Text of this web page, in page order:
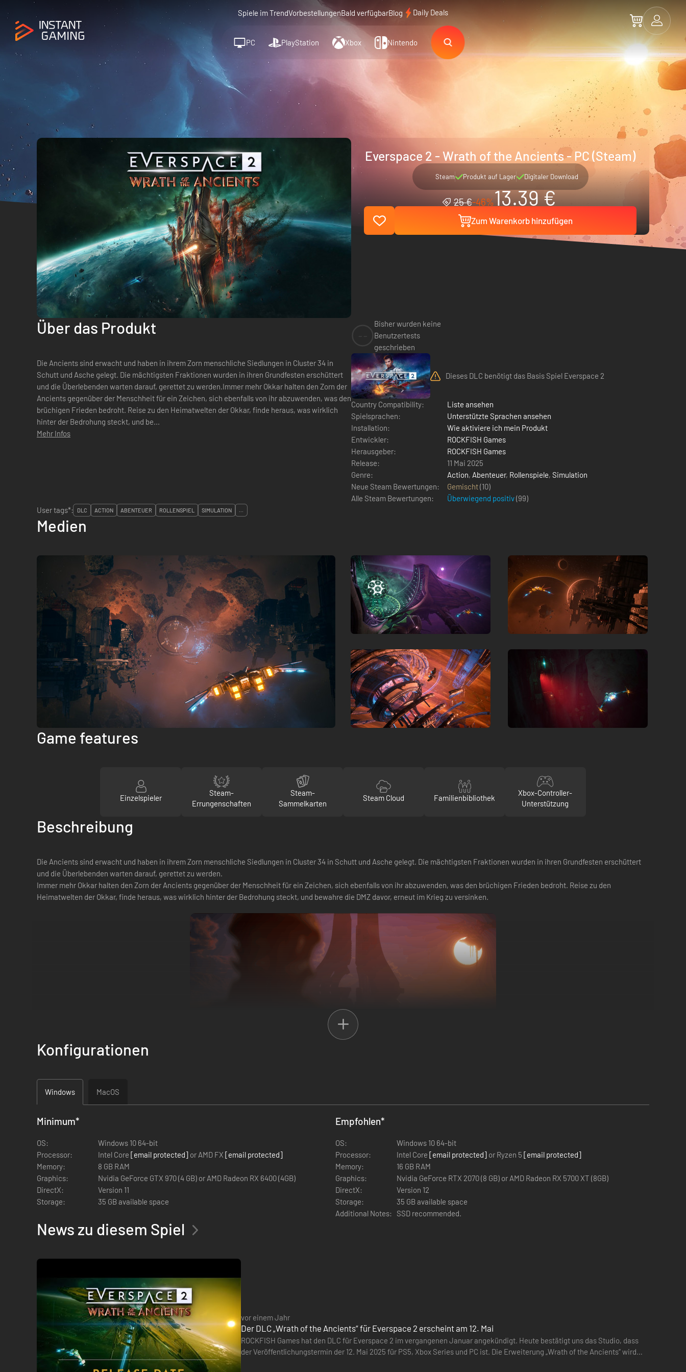
Spiele im TrendVorbestellungenBald verfügbarBlog Daily Deals
PC PlayStation Xbox Nintendo
Everspace 2 - Wrath of the Ancients - PC (Steam)
Steam Produkt auf Lager Digitaler Download
25 €-46%13.39 €
Zum Warenkorb hinzufügen
Über das Produkt
Die Ancients sind erwacht und haben in ihrem Zorn menschliche Siedlungen in Cluster 34 in
Schutt und Asche gelegt. Die mächtigsten Fraktionen wurden in ihren Grundfesten erschüttert
und die Überlebenden warten darauf, gerettet zu werden.Immer mehr Okkar halten den Zorn der
Ancients gegenüber der Menschheit für ein Zeichen, sich ebenfalls von ihr abzuwenden, was den
brüchigen Frieden bedroht. Reise zu den Heimatwelten der Okkar, finde heraus, was wirklich
hinter der Bedrohung steckt, und be...
Mehr Infos
Bisher wurden keine
Benutzertests
geschrieben
Dieses DLC benötigt das Basis Spiel Everspace 2
Country Compatibility:
Liste ansehen
Spielsprachen:
Unterstützte Sprachen ansehen
Installation:
Wie aktiviere ich mein Produkt
Entwickler:
ROCKFISH Games
Herausgeber:
ROCKFISH Games
Release:
11 Mai 2025
Genre:
Action, Abenteuer, Rollenspiele, Simulation
Neue Steam Bewertungen:
Gemischt(10)
Alle Steam Bewertungen:
Überwiegend positiv(99)
User tags*:
DLC ACTION ABENTEUER ROLLENSPIEL SIMULATION ...
Medien
Game features
Einzelspieler
Steam-
Errungenschaften
Steam-
Sammelkarten
Steam Cloud Familienbibliothek
Xbox-Controller-
Unterstützung
Beschreibung
Die Ancients sind erwacht und haben in ihrem Zorn menschliche Siedlungen in Cluster 34 in Schutt und Asche gelegt. Die mächtigsten Fraktionen wurden in ihren Grundfesten erschüttert
und die Überlebenden warten darauf, gerettet zu werden.
Immer mehr Okkar halten den Zorn der Ancients gegenüber der Menschheit für ein Zeichen, sich ebenfalls von ihr abzuwenden, was den brüchigen Frieden bedroht. Reise zu den
Heimatwelten der Okkar, finde heraus, was wirklich hinter der Bedrohung steckt, und bewahre die DMZ davor, erneut im Krieg zu versinken.
finde heraus, was hinter dieser Bedrohung für die kolonialen Gebiete steckt.
führt dich in vier neue Sternsysteme voller versteckter Geheimnisse und Nebenmissionen.
Aus weit entfernten Sternsystemen ziehen neue Bedrohungen auf: Kämpfe gegen neue schwierige Gegner und Bosse in einer nagelneuen Schiffsklasse aus Okkar-Produktion. Die neuen
Okkar-Jäger der Wraith-Klasse sind mit seltenen Technologien ausgestattet, mit denen sie sich die Trümmer besiegter Feinde einverleiben, um besondere Fähigkeiten auszulösen. In den
Konfigurationen
Windows MacOS
Minimum*
OS:
Windows 10 64-bit
Processor:
Intel Core [email protected] or AMD FX [email protected]
Memory:
8 GB RAM
Graphics:
Nvidia GeForce GTX 970 (4 GB) or AMD Radeon RX 6400 (4GB)
DirectX:
Version 11
Storage:
35 GB available space
Empfohlen*
OS:
Windows 10 64-bit
Processor:
Intel Core [email protected] or Ryzen 5 [email protected]
Memory:
16 GB RAM
Graphics:
Nvidia GeForce RTX 2070 (8 GB) or AMD Radeon RX 5700 XT (8GB)
DirectX:
Version 12
Storage:
35 GB available space
Additional Notes:
SSD recommended.
News zu diesem Spiel
vor einem Jahr
Der DLC „Wrath of the Ancients“ für Everspace 2 erscheint am 12. Mai
ROCKFISH Games hat den DLC für Everspace 2 im vergangenen Januar angekündigt. Heute bestätigt uns das Studio, dass
der Veröffentlichungstermin der 12. Mai 2025 für PS5, Xbox Series und PC ist. Die Erweiterung „Wrath of the Ancients“ wird